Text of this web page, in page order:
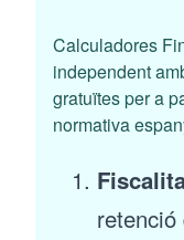
Calculadores
independent
gratuïtes per a
normativa
retenció